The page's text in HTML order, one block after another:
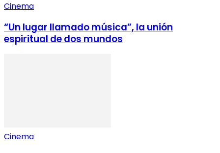
Cinema
“Un lugar llamado música”, la unión
espiritual de dos mundos
Cinema